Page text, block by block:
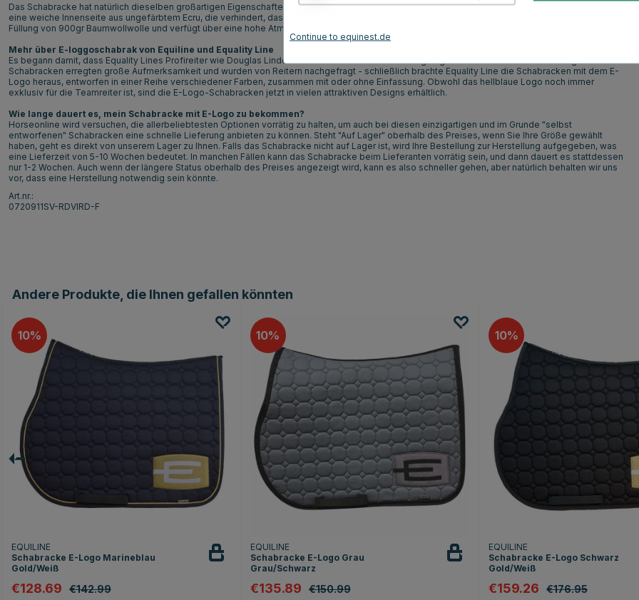
Das Schabracke hat natürlich dieselben großartigen Eigenschaften wie Octagon, wie allergikerfreundliche und schrumpffeste Baumwolle sowie
eine weiche Innenseite aus ungefärbtem Ecru, die verhindert, dass das Pferd mit Farbsubstanzen in Kontakt kommt. Das Schabracke hat eine
Füllung von 900gr Baumwollwolle und verfügt über eine hohe Atmungsaktivität und Stoßdämpfung.
Mehr über E-loggoschabrak von Equiline und Equality Line
Es begann damit, dass Equality Lines Profireiter wie Douglas Lindelöw und Linda Heed in den einzigartigen Schabracken mit dem E-Logo ritten. Die
Schabracken erregten große Aufmerksamkeit und wurden von Reitern nachgefragt - schließlich brachte Equality Line die Schabracken mit dem E-
Logo heraus, entworfen in einer Reihe verschiedener Farben, zusammen mit oder ohne Einfassung. Obwohl das hellblaue Logo noch immer
exklusiv für die Teamreiter ist, sind die E-Logo-Schabracken jetzt in vielen attraktiven Designs erhältlich.
Wie lange dauert es, mein Schabracke mit E-Logo zu bekommen?
Horseonline wird versuchen, die allerbeliebtesten Optionen vorrätig zu halten, um auch bei diesen einzigartigen und im Grunde "selbst
entworfenen" Schabracken eine schnelle Lieferung anbieten zu können. Steht "Auf Lager" oberhalb des Preises, wenn Sie Ihre Größe gewählt
haben, geht es direkt von unserem Lager zu Ihnen. Falls das Schabracke nicht auf Lager ist, wird Ihre Bestellung zur Herstellung aufgegeben, was
eine Lieferzeit von 5-10 Wochen bedeutet. In manchen Fällen kann das Schabracke beim Lieferanten vorrätig sein, und dann dauert es stattdessen
nur 1-2 Wochen. Auch wenn der längere Status oberhalb des Preises angezeigt wird, kann es also schneller gehen, aber natürlich behalten wir uns
vor, dass eine Herstellung notwendig sein könnte.
Art.nr.:
0720911SV-RDVIRD-F
Andere Produkte, die Ihnen gefallen könnten
10
EQUILINE
Schabracke E-Logo Marineblau
Gold/Weiß
€128.69 €142.99
10
EQUILINE
Schabracke E-Logo Grau
Grau/Schwarz
€135.89 €150.99
10
EQUILINE
Schabracke E-Logo Schwarz
Gold/Weiß
€159.26 €176.95
Continue to equinest.de